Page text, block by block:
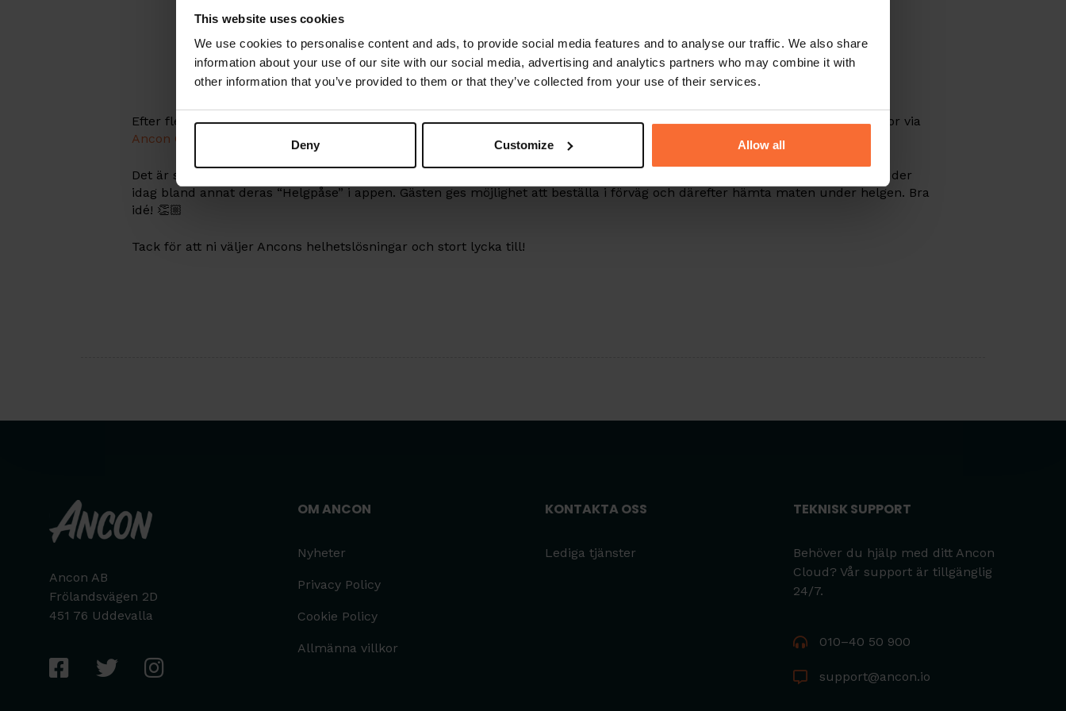
This website uses cookies
We use cookies to personalise content and ads, to provide social media features and to analyse our traffic. We also share
information about your use of our site with our social media, advertising and analytics partners who may combine it with
other information that you’ve provided to them or that they’ve collected from your use of their services.
Deny Customize Allow all
Efter flera års användande av Ancon väljer nu Lilling Cottageatt utöka. Nu kan deras gäster även beställa mat eller blommor via
Ancon Order
eller via deras alldeles egna app “Lilling Cottage”!
Det är spännande att följa våra kunder och allt fler vill ha sin egen app! Lilling Cottage anpassar sig till omvärlden och erbjuder
idag bland annat deras “Helgpåse” i appen. Gästen ges möjlighet att beställa i förväg och därefter hämta maten under helgen. Bra
idé! 👏🏼
Tack för att ni väljer Ancons helhetslösningar och stort lycka till!
Ancon AB
Frölandsvägen 2D
451 76 Uddevalla
OM ANCON
Nyheter
Privacy Policy
Cookie Policy
Allmänna villkor
KONTAKTA OSS
Lediga tjänster
TEKNISK SUPPORT
Behöver du hjälp med ditt Ancon
Cloud? Vår support är tillgänglig
24/7.
010–40 50 900
support@ancon.io